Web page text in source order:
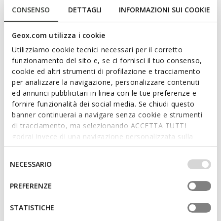
CONSENSO DETTAGLI INFORMAZIONI SUI COOKIE
Geox.com utilizza i cookie
Utilizziamo cookie tecnici necessari per il corretto
funzionamento del sito e, se ci fornisci il tuo consenso,
cookie ed altri strumenti di profilazione e tracciamento
per analizzare la navigazione, personalizzare contenuti
ed annunci pubblicitari in linea con le tue preferenze e
fornire funzionalità dei social media. Se chiudi questo
banner continuerai a navigare senza cookie e strumenti
di tracciamento, ma selezionando ACCETTA TUTTI
godrai invece di una navigazione personalizzata sulla
base dei tuoi gusti ed interessi. Selezionando
IMPOSTAZIONI potrai anche scegliere quali cookies ed
altri strumenti di tracciamento autorizzare. Per maggiori
informazioni o per modificare in qualsiasi momento le
tue impostazioni, visita la nostra
consenso
NECESSARIO
PREFERENZE
STATISTICHE
SANDAL JOYFOOT MÄDCHEN
Offene Sandalen
von €28,76
Price reduced from
to
von€29,21Vorheriger preis -2%
ECLYPER JUNIOR
Klettschuhe
von€31,87
Price reduced from
to
-42%
von€32,42 Vorheriger preis -2%